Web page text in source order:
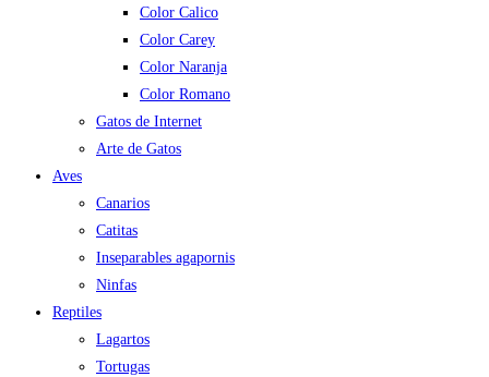
Color Calico
Color Carey
Color Naranja
Color Romano
Gatos de Internet
Arte de Gatos
Aves
Canarios
Catitas
Inseparables agapornis
Ninfas
Reptiles
Lagartos
Tortugas